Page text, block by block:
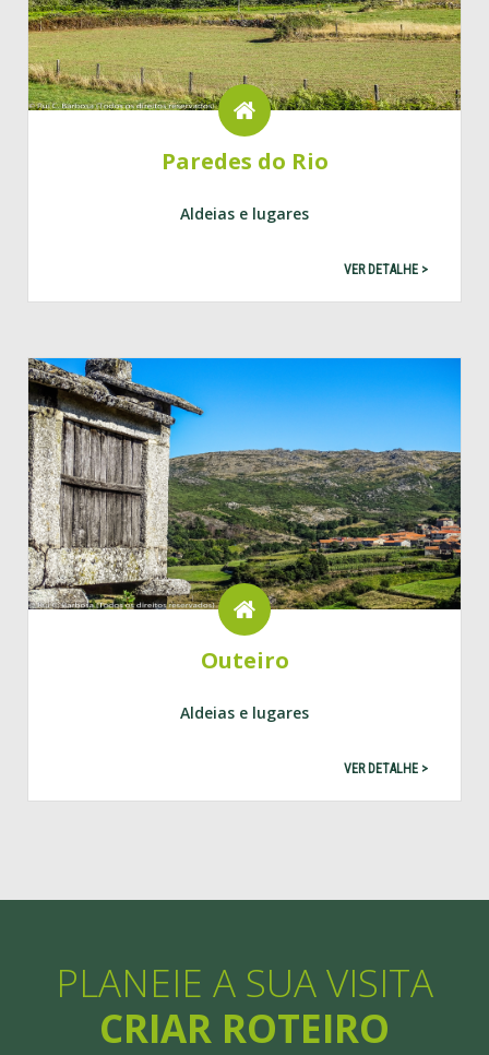
Paredes do Rio
Aldeias e lugares
VER DETALHE >
Outeiro
Aldeias e lugares
VER DETALHE >
PLANEIE A SUA VISITA
CRIAR ROTEIRO